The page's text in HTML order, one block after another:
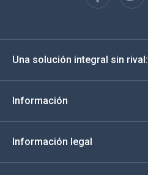
English
Deutsch
Italiano
Una solución integral sin rival:
Información
Información legal